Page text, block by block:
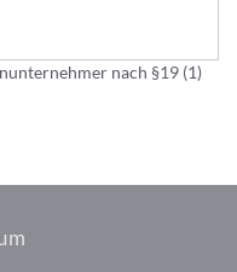
nach §19 (1)